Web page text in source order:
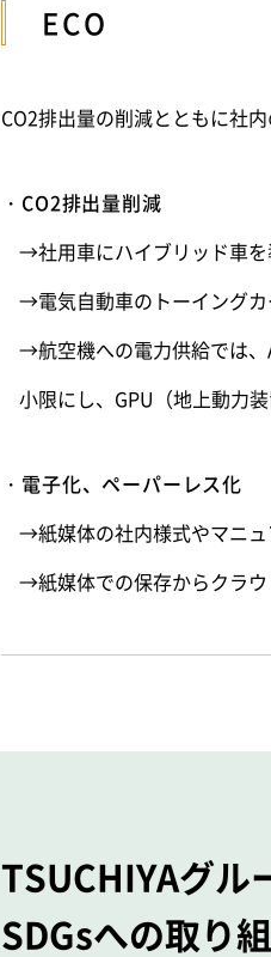
ECO
CO2排出量の削減とともに社
CO2排出量削減
→社用車にハイブリッド車を
→電気自動車のトーイング
→航空機への電力供給では
小限にし、GPU（地上動力
電子化、ペーパーレス化
→紙媒体の社内様式やマニ
→紙媒体での保存からクラ
TSUCHIYAグル
SDGsへの取り